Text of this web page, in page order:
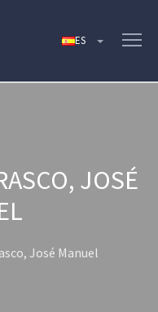
JOSÉ
José Manuel